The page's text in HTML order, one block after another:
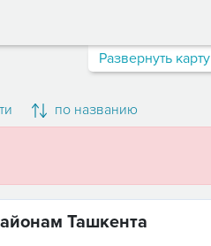
Развернуть карту
по названию
Ташкента